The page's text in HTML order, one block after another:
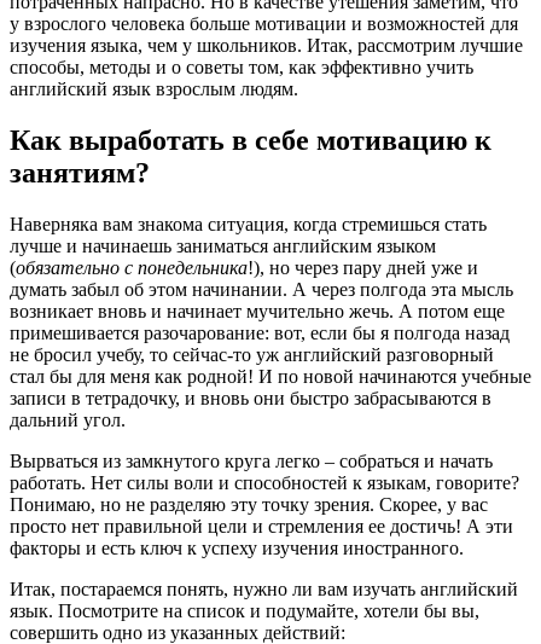
у взрослого человека больше мотивации и возможностей для
изучения языка, чем у школьников. Итак, рассмотрим лучшие
способы, методы и о советы том, как эффективно учить
английский язык взрослым людям.
Как выработать в себе мотивацию к
занятиям?
Наверняка вам знакома ситуация, когда стремишься стать
лучше и начинаешь заниматься английским языком
(обязательно с понедельника!), но через пару дней уже и
думать забыл об этом начинании. А через полгода эта мысль
возникает вновь и начинает мучительно жечь. А потом еще
примешивается разочарование: вот, если бы я полгода назад
не бросил учебу, то сейчас-то уж английский разговорный
стал бы для меня как родной! И по новой начинаются учебные
записи в тетрадочку, и вновь они быстро забрасываются в
дальний угол.
Вырваться из замкнутого круга легко – собраться и начать
работать. Нет силы воли и способностей к языкам, говорите?
Понимаю, но не разделяю эту точку зрения. Скорее, у вас
просто нет правильной цели и стремления ее достичь! А эти
факторы и есть ключ к успеху изучения иностранного.
Итак, постараемся понять, нужно ли вам изучать английский
язык. Посмотрите на список и подумайте, хотели бы вы,
совершить одно из указанных действий: